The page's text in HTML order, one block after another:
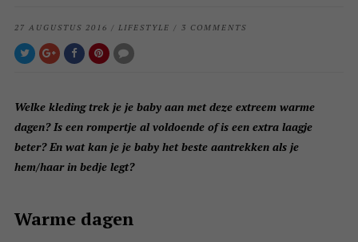
27 AUGUSTUS 2016 / LIFESTYLE / 3 COMMENTS
Welke kleding trek je je baby aan met deze extreem warme
dagen? Is een rompertje al voldoende of is een extra laagje
beter? En wat kan je je baby het beste aantrekken als je
hem/haar in bedje legt?
Warme dagen